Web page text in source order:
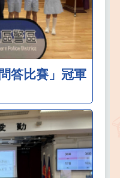
答比賽」冠軍